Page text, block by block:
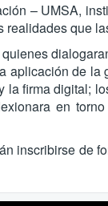
– UMSA,
que
de
firma digital;
en
inscribirse de